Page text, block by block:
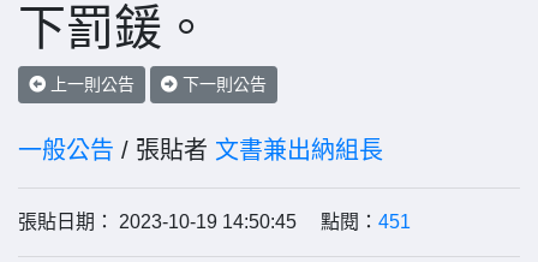
下罰鍰。
上一則公告 下一則公告
一般公告 / 張貼者 文書兼出納組長
張貼日期： 2023-10-19 14:50:45 點閱： 451